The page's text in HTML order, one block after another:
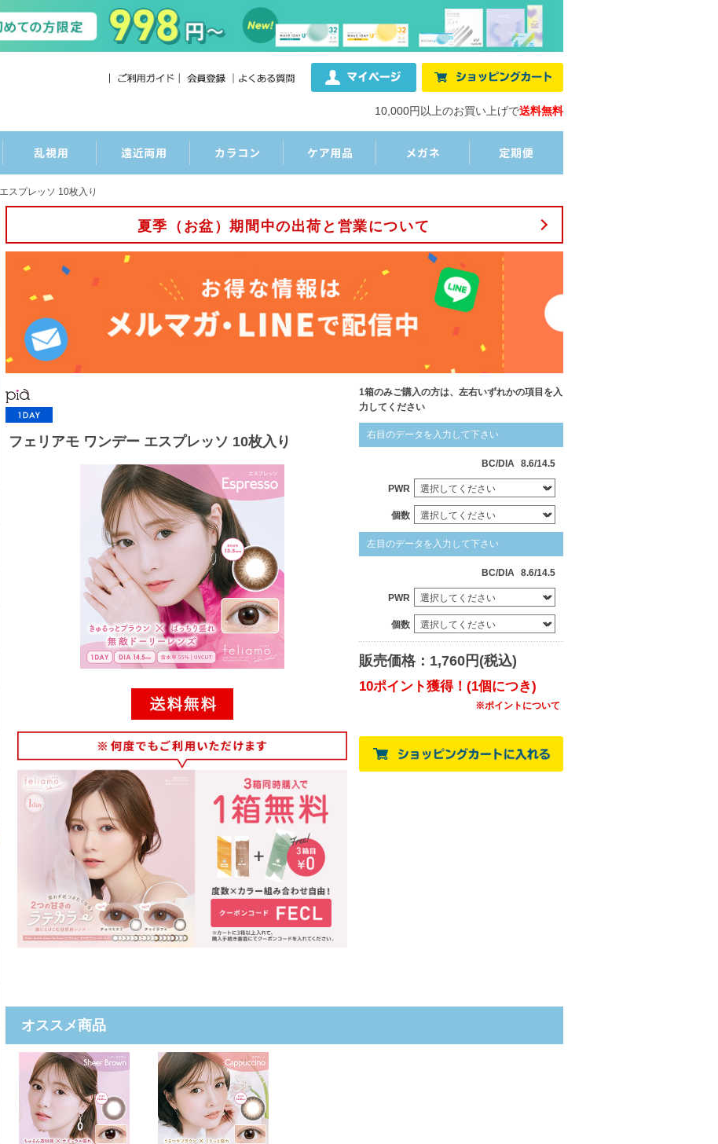
10,000円以上のお買い上げで送料無料
スプレッソ 10枚入り
夏季（お盆）期間中の出荷と営業について
フェリアモ ワンデー エスプレッソ 10枚入り
1箱のみご購入の方は、左右いずれかの項目を入
力してください
右目のデータを入力して下さい
BC/DIA 8.6/14.5
PWR
個数
左目のデータを入力して下さい
BC/DIA 8.6/14.5
PWR
個数
販売価格：1,760円(税込)
10ポイント獲得！(1個につき)
※ポイントについて
オススメ商品